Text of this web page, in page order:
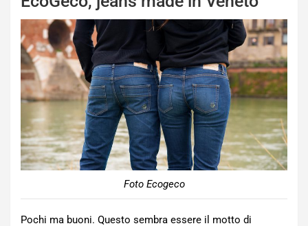
Foto Ecogeco
Pochi ma buoni. Questo sembra essere il motto di